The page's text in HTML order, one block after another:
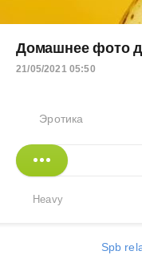
Домашнее фото
21/05/2021 05:50
Эротика
Heavy
Spb